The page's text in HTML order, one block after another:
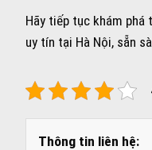
Hãy tiếp tục khám
uy tín tại Hà Nội, sẵn
Thông tin liên hệ: